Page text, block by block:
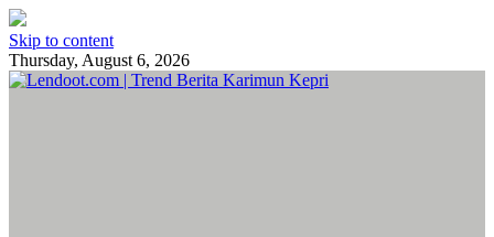
Skip to content
Thursday, August 6, 2026